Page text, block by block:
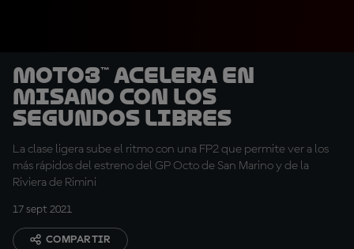
Moto3™ acelera en
Misano con los
segundos libres
La clase ligera sube el ritmo con una FP2 que permite ver a los
más rápidos del estreno del GP Octo de San Marino y de la
Riviera de Rimini
17 sept 2021
COMPARTIR